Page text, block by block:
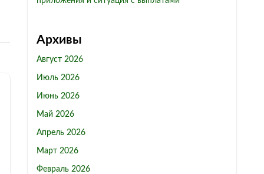
Архивы
Август 2026
Июль 2026
Июнь 2026
Май 2026
Апрель 2026
Март 2026
Февраль 2026